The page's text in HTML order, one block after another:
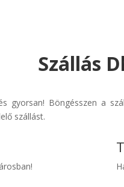
Szállás
gyorsan! Böngésszen a
szállást.